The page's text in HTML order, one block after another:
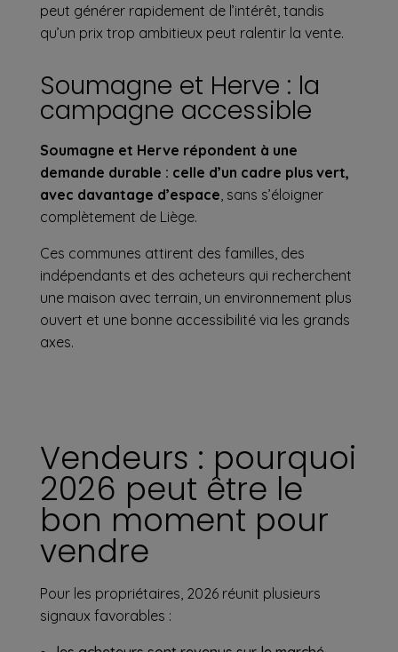
peut générer rapidement de l’intérêt, tandis
qu’un prix trop ambitieux peut ralentir la vente.
Soumagne et Herve : la
campagne accessible
Soumagne et Herve répondent à une
demande durable : celle d’un cadre plus vert,
avec davantage d’espace , sans s’éloigner
complètement de Liège.
Ces communes attirent des familles, des
indépendants et des acheteurs qui recherchent
une maison avec terrain, un environnement plus
ouvert et une bonne accessibilité via les grands
axes.
Vendeurs : pourquoi
2026 peut être le
bon moment pour
vendre
Pour les propriétaires, 2026 réunit plusieurs
signaux favorables :